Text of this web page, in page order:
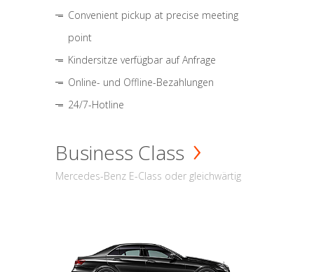
Convenient pickup at precise meeting
point
Kindersitze verfügbar auf Anfrage
Online- und Offline-Bezahlungen
24/7-Hotline
Business Class
Mercedes-Benz E-Class oder gleichwärtig